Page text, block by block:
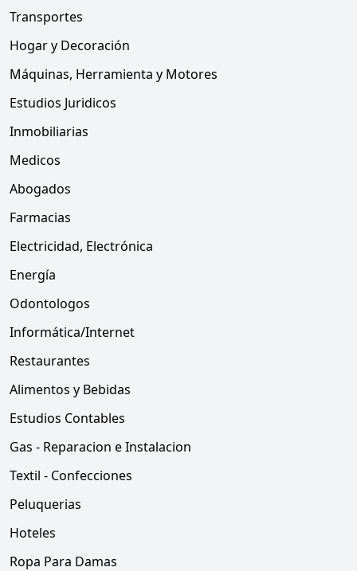
Transportes
Hogar y Decoración
Máquinas, Herramienta y Motores
Estudios Juridicos
Inmobiliarias
Medicos
Abogados
Farmacias
Electricidad, Electrónica
Energía
Odontologos
Informática/Internet
Restaurantes
Alimentos y Bebidas
Estudios Contables
Gas - Reparacion e Instalacion
Textil - Confecciones
Peluquerias
Hoteles
Ropa Para Damas